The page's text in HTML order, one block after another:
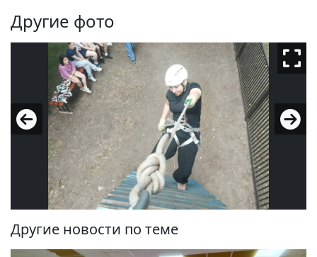
Другие фото
Другие новости по теме